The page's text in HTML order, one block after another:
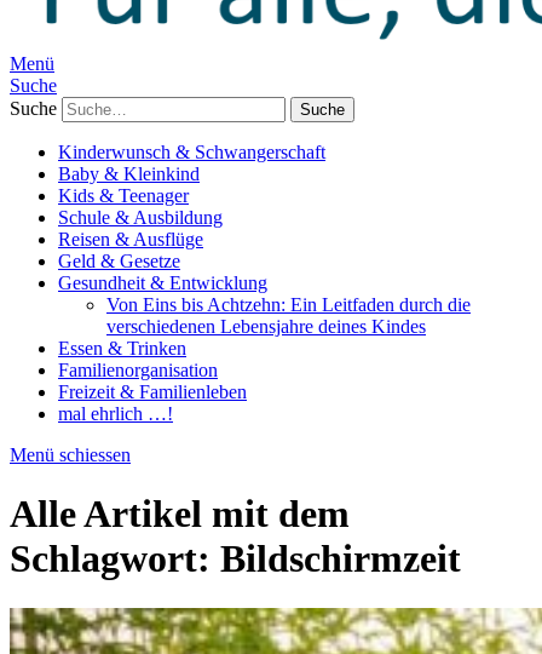
Menü
Suche
Suche
Kinderwunsch & Schwangerschaft
Baby & Kleinkind
Kids & Teenager
Schule & Ausbildung
Reisen & Ausflüge
Geld & Gesetze
Gesundheit & Entwicklung
Von Eins bis Achtzehn: Ein Leitfaden durch die
verschiedenen Lebensjahre deines Kindes
Essen & Trinken
Familienorganisation
Freizeit & Familienleben
mal ehrlich …!
Menü schiessen
Alle Artikel mit dem
Schlagwort: Bildschirmzeit